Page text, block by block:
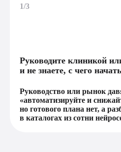
1/3
Руководите клиникой
и не знаете, с чего
Руководство или рынок
«автоматизируйте и
но готового плана нет, а
в каталогах из сотни